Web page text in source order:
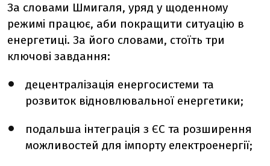
За словами Шмигаля, уряд у щоденному
режимі працює, аби покращити ситуацію в
енергетиці. За його словами, стоїть три
ключові завдання:
децентралізація енергосистеми та
розвиток відновлювальної енергетики;
подальша інтеграція з ЄС та розширення
можливостей для імпорту електроенергії;